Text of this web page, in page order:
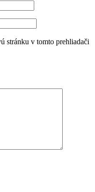
stránku v tomto prehliadači